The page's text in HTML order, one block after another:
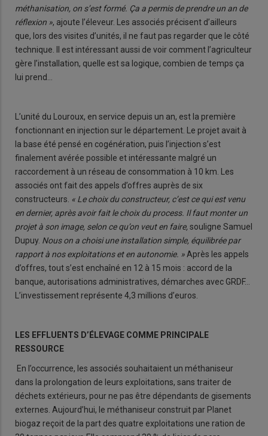
méthanisation, on s’est formé. Ça a permis de prendre un an de
réflexion », ajoute l’éleveur. Les associés précisent d’ailleurs
que, lors des visites d’unités, il ne faut pas regarder que le côté
technique. Il est intéressant aussi de voir comment l’agriculteur
gère l’installation, quelle est sa logique, combien de temps ça
lui prend…
L’unité du Louroux, en service depuis un an, est la première
fonctionnant en injection sur le département. Le projet avait à
la base été pensé en cogénération, puis l’injection s’est
finalement avérée possible et intéressante malgré un
raccordement à un réseau de consommation à 10 km. Les
associés ont fait des appels d’offres auprès de six
constructeurs. « Le choix du constructeur, c’est ce qui est venu
en dernier, après avoir fait le choix du process. Il faut monter un
projet à son image, selon ce qu’on veut en faire, souligne Samuel
Dupuy. Nous on a choisi une installation simple, équilibrée par
rapport à nos exploitations et en autonomie. » Après les appels
d’offres, tout s’est enchaîné en 12 à 15 mois : accord de la
banque, autorisations administratives, démarches avec GRDF...
L’investissement représente 4,3 millions d’euros.
LES EFFLUENTS D’ÉLEVAGE COMME PRINCIPALE
RESSOURCE
En l’occurrence, les associés souhaitaient un méthaniseur
dans la prolongation de leurs exploitations, sans traiter de
déchets extérieurs, pour ne pas être dépendants de gisements
externes. Aujourd’hui, le méthaniseur construit par Planet
biogaz reçoit de la part des quatre exploitations une ration de